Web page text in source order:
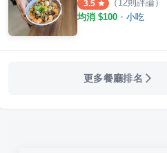
3.5 （ 12則評論）
均消 $100 ・ 小吃
更多餐廳排名